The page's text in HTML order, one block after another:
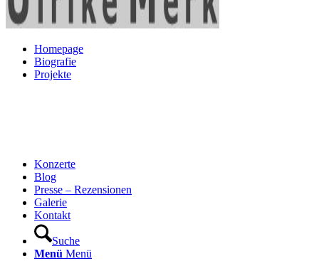
Homepage
Biografie
Projekte
Konzerte
Blog
Presse – Rezensionen
Galerie
Kontakt
Suche
Menü Menü